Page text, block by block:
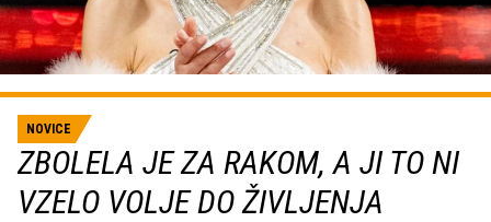
NOVICE
ZBOLELA JE ZA RAKOM, A JI TO NI
VZELO VOLJE DO ŽIVLJENJA